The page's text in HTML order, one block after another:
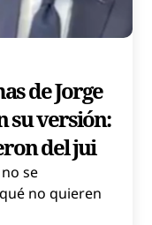
de Jorge
su versión:
del jui
se
no quieren